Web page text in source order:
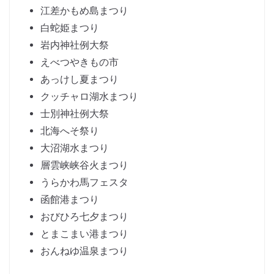
江差かもめ島まつり
白蛇姫まつり
岩内神社例大祭
えべつやきもの市
あっけし夏まつり
クッチャロ湖水まつり
士別神社例大祭
北海へそ祭り
大沼湖水まつり
層雲峡峡谷火まつり
うらかわ馬フェスタ
函館港まつり
おびひろ七夕まつり
とまこまい港まつり
おんねゆ温泉まつり